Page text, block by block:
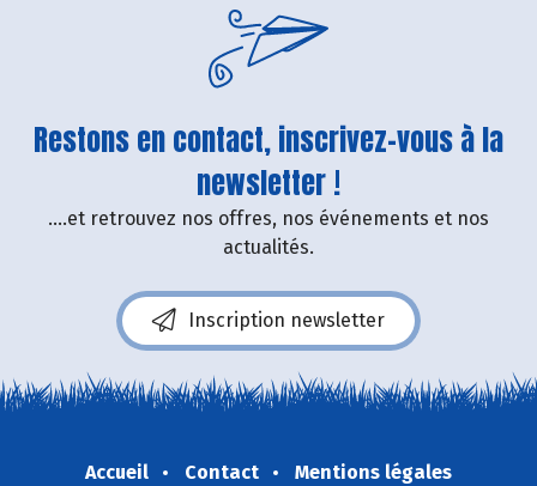
Restons en contact, inscrivez-vous à la
newsletter !
....et retrouvez nos offres, nos événements et nos
actualités.
Inscription newsletter
Accueil Contact
Mentions légales